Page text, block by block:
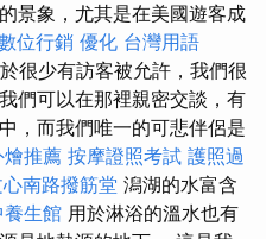
景象，尤其是在美國遊客成
位行銷 優化 台灣用語
很少有訪客被允許，我們很
們可以在那裡親密交談，有
，而我們唯一的可悲伴侶是
推薦 按摩證照考試 護照過
南路撥筋堂 潟湖的水富含
養生館 用於淋浴的溫水也有